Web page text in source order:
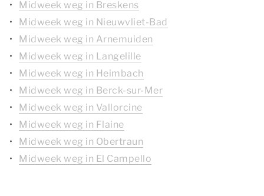
Midweek weg in Breskens
Midweek weg in Nieuwvliet-Bad
Midweek weg in Arnemuiden
Midweek weg in Langelille
Midweek weg in Heimbach
Midweek weg in Berck-sur-Mer
Midweek weg in Vallorcine
Midweek weg in Flaine
Midweek weg in Obertraun
Midweek weg in El Campello